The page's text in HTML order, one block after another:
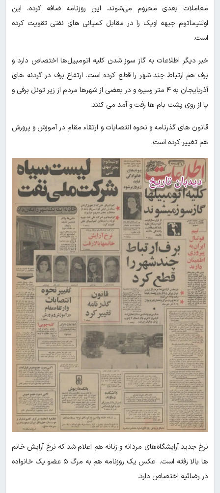
معاملات بعدی محروم می‌شوند. این روزنامه ضافه کرده، این
اولتیماتوم جبهه اوپک‌ را در مقابل کمپانی های نفتی تقویت کرده
است.
خبر دیگر اطلاعات به گاز سوز شدن کلیه اتومبیل‌ها اختصاص دارد و
برف هم ارتباط چند شهر را قطع کرده است. ارتفاع برف در گردنه های
آذربایجان به ۴ متر رسیره و در بعضی از شهرها مردم از زیر تونل برفی و
یا از روی پشت بام ها رفت و آمد می کنند.
قانون های گذرنامه و نحوه انتصابات و ارتقاء مقام در آموزش و پرورش
هم تغییر کرده است.
نرخ جدید آرایشگاه‌های مردانه و زنانه هم اعلام‌ شد که نرخ آرایش خانم
ها بالا رفته است. عکس یک روزنامه هم به مرگ ۵ عضو یک خانواده
در رضائیه اختصاص دارد.